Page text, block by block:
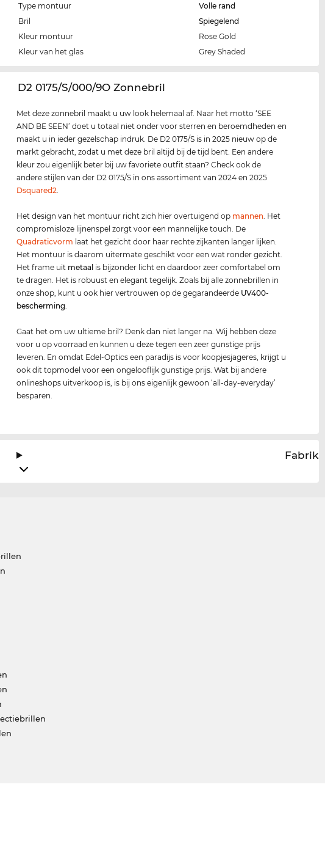
Type montuur
Volle rand
Bril
Spiegelend
Kleur montuur
Rose Gold
Kleur van het glas
Grey Shaded
‌D2 0175/S/000/9O Zonnebril
Met deze zonnebril maakt u uw look helemaal af. Naar het motto ‘SEE
AND BE SEEN’ doet u totaal niet onder voor sterren en beroemdheden en
maakt u in ieder gezelschap indruk. De D2 0175/S is in 2025 nieuw op de
markt gebracht, zodat u met deze bril altijd bij de tijd bent. Een andere
kleur zou eigenlijk beter bij uw favoriete outfit staan? Check ook de
andere stijlen van der D2 0175/S in ons assortiment van 2024 en 2025
Dsquared2
Het design van het montuur richt zich hier overtuigend op mannen . Het
compromisloze lijnenspel zorgt voor een mannelijke touch. De
Quadraticvorm laat het gezicht door haar rechte zijkanten langer lijken.
Het montuur is daarom uitermate geschikt voor een wat ronder gezicht.
Het frame uit metaal is bijzonder licht en daardoor zeer comfortabel om
te dragen. Het is robuust en elegant tegelijk. Zoals bij alle zonnebrillen in
onze shop, kunt u ook hier vertrouwen op de gegarandeerde UV400-
bescherming
Gaat het om uw ultieme bril? Denk dan niet langer na. Wij hebben deze
voor u op voorraad en kunnen u deze tegen een zeer gunstige prijs
leveren. En omdat Edel-Optics een paradijs is voor koopjesjageres, krijgt u
ook dit topmodel voor een ongelooflijk gunstige prijs. Wat bij andere
onlineshops uitverkoop is, is bij ons eigenlijk gewoon ‘all-day-everyday’
besparen.